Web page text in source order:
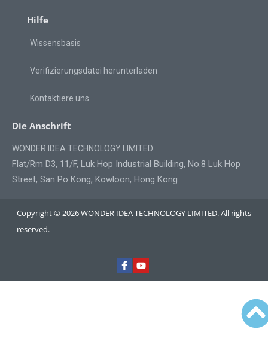
Hilfe
Wissensbasis
Verifizierungsdatei herunterladen
Kontaktiere uns
Die Anschrift
WONDER IDEA TECHNOLOGY LIMITED
Flat/Rm D3, 11/F, Luk Hop Industrial Building, No.8 Luk Hop
Street, San Po Kong, Kowloon, Hong Kong
Copyright © 2026 WONDER IDEA TECHNOLOGY LIMITED. All rights
reserved.